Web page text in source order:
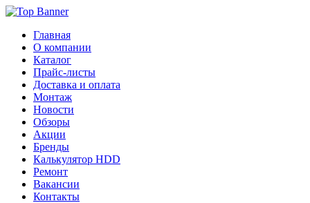
Главная
О компании
Каталог
Прайс-листы
Доставка и оплата
Монтаж
Новости
Обзоры
Акции
Бренды
Калькулятор HDD
Ремонт
Вакансии
Контакты